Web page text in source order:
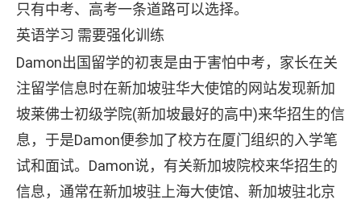
只有中考、高考一条道路可以选择。
英语学习 需要强化训练
Damon出国留学的初衷是由于害怕中考，家长在关
注留学信息时在新加坡驻华大使馆的网站发现新加
坡莱佛士初级学院(新加坡最好的高中)来华招生的信
息，于是Damon便参加了校方在厦门组织的入学笔
试和面试。Damon说，有关新加坡院校来华招生的
信息，通常在新加坡驻上海大使馆、新加坡驻北京